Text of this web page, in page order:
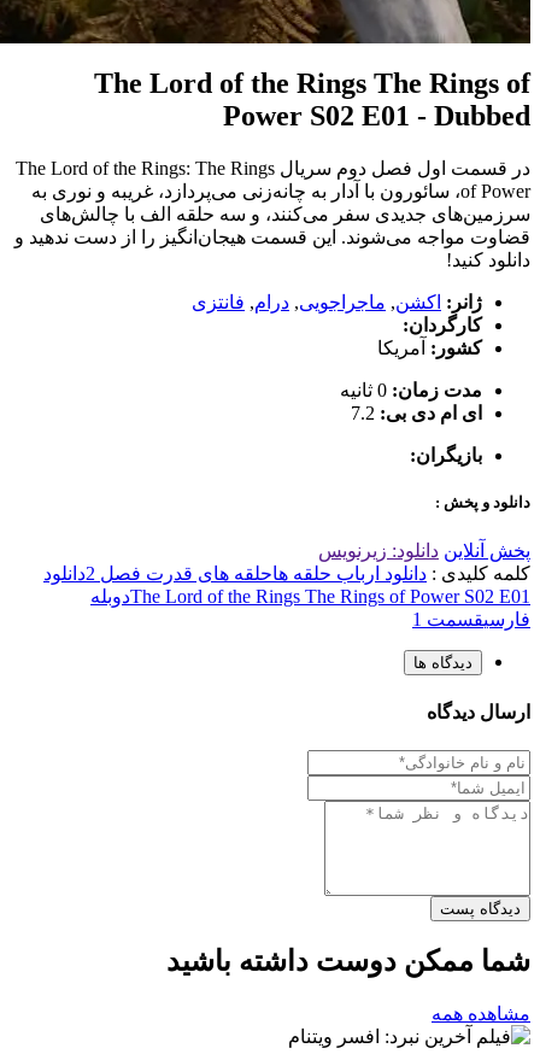
The Lord of the Rings The Rings of
Power S02 E01 - Dubbed
در قسمت اول فصل دوم سریال The Lord of the Rings: The Rings
of Power، سائورون با آدار به چانه‌زنی می‌پردازد، غریبه و نوری به
سرزمین‌های جدیدی سفر می‌کنند، و سه حلقه الف با چالش‌های
قضاوت مواجه می‌شوند. این قسمت هیجان‌انگیز را از دست ندهید و
دانلود کنید!
ژانر: اکشن, ماجراجویی, درام, فانتزی
کارگردان:
کشور: آمریکا
مدت زمان: 0 ثانیه
ای ام دی بی: 7.2
بازیگران:
دانلود و پخش :
پخش آنلاین دانلود: زیرنویس
کلمه کلیدی : دانلود ارباب حلقه هاحلقه های قدرت فصل 2
دانلود
The Lord of the Rings The Rings of Power S02 E01دوبله
فارسیقسمت 1
دیدگاه ها
ارسال دیدگاه
دیدگاه پست
شما ممکن دوست داشته باشید
مشاهده همه